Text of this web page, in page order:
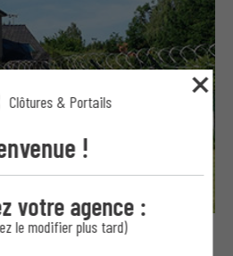
fils ronce
Clôtures & Portails
!
votre agence :
le modifier plus tard)